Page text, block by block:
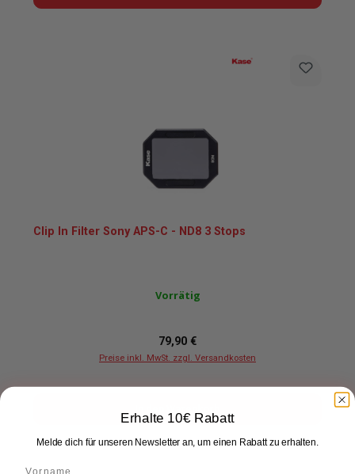
Clip In Filter Sony APS-C - ND8 3 Stops
Vorrätig
Regulärer Preis:
79,90 €
Preise inkl. MwSt. zzgl. Versandkosten
Erhalte 10€ Rabatt
Melde dich für unseren Newsletter an, um einen Rabatt zu erhalten.